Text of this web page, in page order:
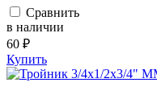
Сравнить
в наличии
60 ₽
Купить